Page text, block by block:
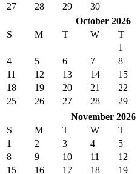
27
28 29
30
October 2026
S
M T W T
1
4
5 6 7 8
11
12 13 14 15
18
19 20 21 22
25
26 27 28 29
November 2026
S
M T W T
1
2 3 4 5
8
9 10 11 12
15
16 17 18 19